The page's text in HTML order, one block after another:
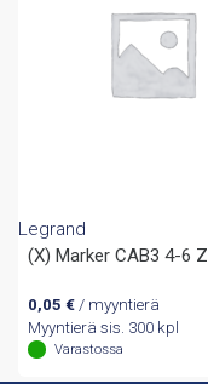
Legrand
(X) Marker CAB3 4-6 Z
0,05 €/ myyntierä
Myyntierä sis. 300 kpl
Varastossa